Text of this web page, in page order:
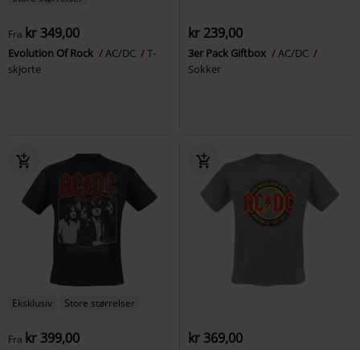
Fra kr 349,00
Evolution Of Rock AC/DC
T-
skjorte
kr 239,00
3er Pack Giftbox
AC/DC
Sokker
Eksklusiv Store størrelser
Fra kr 399,00 kr 369,00